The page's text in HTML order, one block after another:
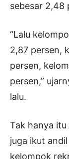
sebesar 2,48
“Lalu
2,87 persen,
persen,
persen,”
lalu.
Tak hanya
juga ikut
kelompok